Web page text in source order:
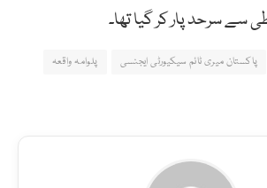
سے سرحد پار کر گیا تھا۔
پاکستان میری ٹائم سیکیورٹی ایجنسی
پلوامہ واقعہ